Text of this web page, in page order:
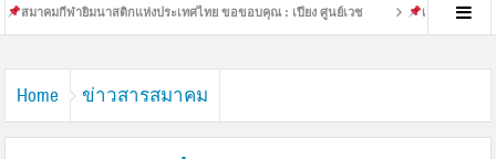
ายิมนาสติกแห่งประเทศไทย ขอขอบคุณ : เปียง ศูนย์เวช เสร็จสิ้นการฝึกซ้อมที่หนั
Home ข่าวสารสมาคม